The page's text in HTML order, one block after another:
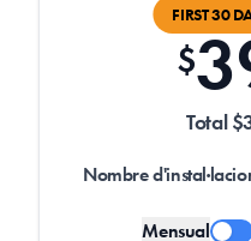
FIRST 30
$
Total
Nombre
Mensual